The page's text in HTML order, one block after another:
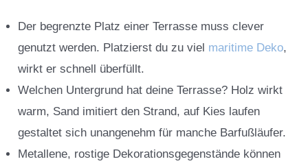
Der begrenzte Platz einer Terrasse muss clever
genutzt werden. Platzierst du zu viel maritime Deko,
wirkt er schnell überfüllt.
Welchen Untergrund hat deine Terrasse? Holz wirkt
warm, Sand imitiert den Strand, auf Kies laufen
gestaltet sich unangenehm für manche Barfußläufer.
Metallene, rostige Dekorationsgegenstände können